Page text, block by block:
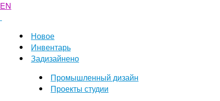
EN
Новое
Инвентарь
Задизайнено
Промышленный дизайн
Проекты студии